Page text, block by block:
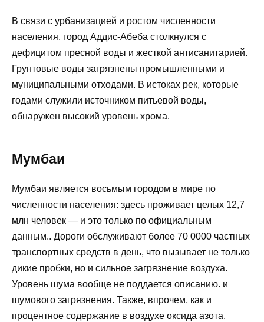
В связи с урбанизацией и ростом численности
населения, город Аддис-Абеба столкнулся с
дефицитом пресной воды и жесткой антисанитарией.
Грунтовые воды загрязнены промышленными и
муниципальными отходами. В истоках рек, которые
годами служили источником питьевой воды,
обнаружен высокий уровень хрома.
Мумбаи
Мумбаи является восьмым городом в мире по
численности населения: здесь проживает целых 12,7
млн ​​человек — и это только по официальным
данным.. Дороги обслуживают более 70 0000 частных
транспортных средств в день, что вызывает не только
дикие пробки, но и сильное загрязнение воздуха.
Уровень шума вообще не поддается описанию. и
шумового загрязнения. Также, впрочем, как и
процентное содержание в воздухе оксида азота,